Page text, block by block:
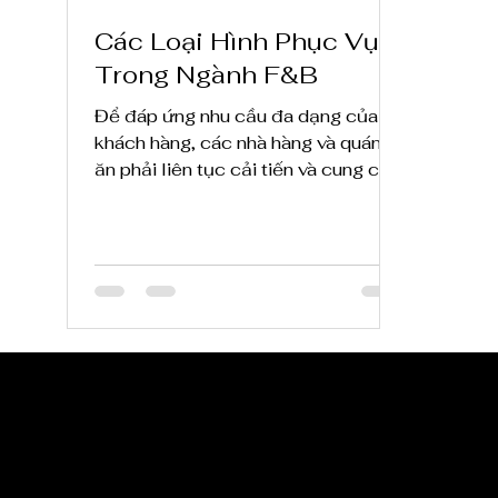
Các Loại Hình Phục Vụ
Trong Ngành F&B
Để đáp ứng nhu cầu đa dạng của
khách hàng, các nhà hàng và quán
ăn phải liên tục cải tiến và cung cấp